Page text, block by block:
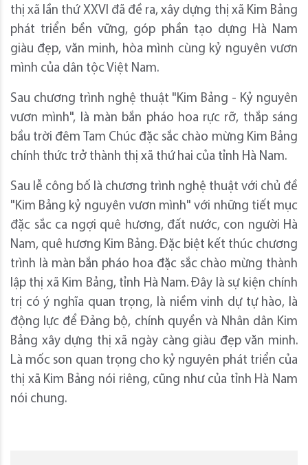
thị xã lần thứ XXVI đã đề ra, xây dựng thị xã Kim Bảng
phát triển bền vững, góp phần tạo dựng Hà Nam
giàu đẹp, văn minh, hòa mình cùng kỷ nguyên vươn
mình của dân tộc Việt Nam.
Sau chương trình nghệ thuật "Kim Bảng - Kỷ nguyên
vươn mình", là màn bắn pháo hoa rực rỡ, thắp sáng
bầu trời đêm Tam Chúc đặc sắc chào mừng Kim Bảng
chính thức trở thành thị xã thứ hai của tỉnh Hà Nam.
Sau lễ công bố là chương trình nghệ thuật với chủ đề
"Kim Bảng kỷ nguyên vươn mình" với những tiết mục
đặc sắc ca ngợi quê hương, đất nước, con người Hà
Nam, quê hương Kim Bảng. Đặc biệt kết thúc chương
trình là màn bắn pháo hoa đặc sắc chào mừng thành
lập thị xã Kim Bảng, tỉnh Hà Nam. Đây là sự kiện chính
trị có ý nghĩa quan trọng, là niềm vinh dự tự hào, là
động lực để Đảng bộ, chính quyền và Nhân dân Kim
Bảng xây dựng thị xã ngày càng giàu đẹp văn minh.
Là mốc son quan trọng cho kỷ nguyên phát triển của
thị xã Kim Bảng nói riêng, cũng như của tỉnh Hà Nam
nói chung.